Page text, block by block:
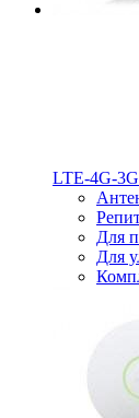
LTE-4G-
Для
Для